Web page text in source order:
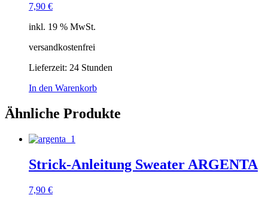
7,90 €
inkl. 19 % MwSt.
versandkostenfrei
Lieferzeit: 24 Stunden
In den Warenkorb
Ähnliche Produkte
Strick-Anleitung Sweater ARGENTA
7,90 €